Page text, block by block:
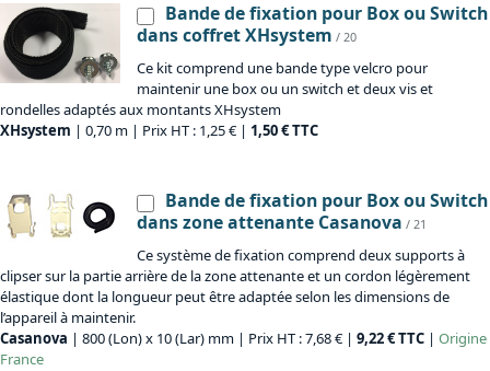
Bande de fixation pour Box ou Switch
dans coffret XHsystem / 20
Ce kit comprend une bande type velcro pour
maintenir une box ou un switch et deux vis et
rondelles adaptés aux montants XHsystem
XHsystem | 0,70 m | Prix HT : 1,25 € | 1,50 € TTC
Bande de fixation pour Box ou Switch
dans zone attenante Casanova / 21
Ce système de fixation comprend deux supports à
clipser sur la partie arrière de la zone attenante et un cordon légèrement
élastique dont la longueur peut être adaptée selon les dimensions de
l’appareil à maintenir.
Casanova | 800 (Lon) x 10 (Lar) mm | Prix HT : 7,68 € | 9,22 € TTC | Origine
France